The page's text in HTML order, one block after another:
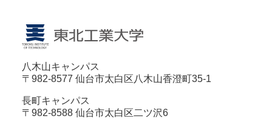
八木山キャンパス
〒982-8577 仙台市太白区八木山香澄町35-1
長町キャンパス
〒982-8588 仙台市太白区二ツ沢6